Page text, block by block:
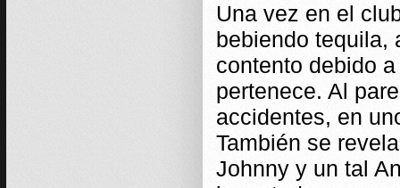
Una vez en el
bebiendo tequila,
contento debido
pertenece. Al
accidentes, en
También se
Johnny y un tal